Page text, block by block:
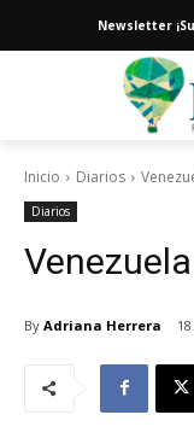
Newsletter
Inicio Diarios
Diarios
By Adriana Herrera